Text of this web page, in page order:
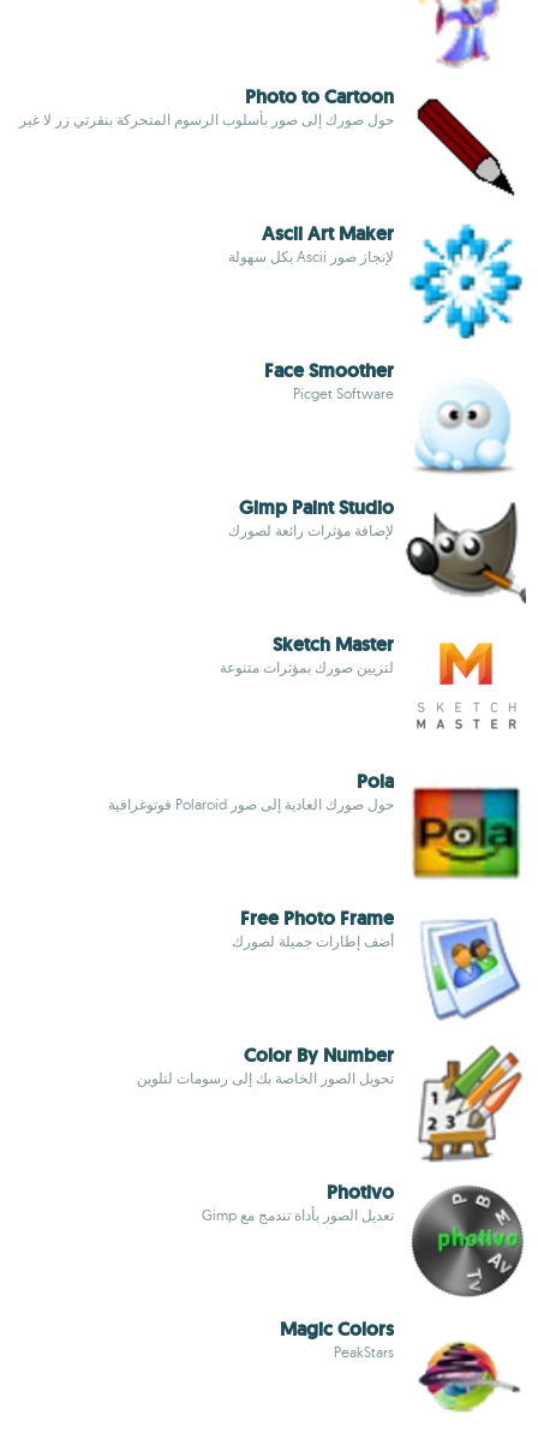
Photo to Cartoon
حول صورك إلى صور بأسلوب الرسوم المتحركة بنقرتي زر لا غير
Ascii Art Maker
لإنجاز صور Ascii بكل سهولة
Face Smoother
Picget Software
Gimp Paint Studio
لإضافة مؤثرات رائعة لصورك
Sketch Master
لتزيين صورك بمؤثرات متنوعة
Pola
حول صورك العادية إلى صور Polaroid فوتوغرافية
Free Photo Frame
أضف إطارات جميلة لصورك
Color By Number
تحويل الصور الخاصة بك إلى رسومات لتلوين
Photivo
تعديل الصور بأداة تندمج مع Gimp
Magic Colors
PeakStars